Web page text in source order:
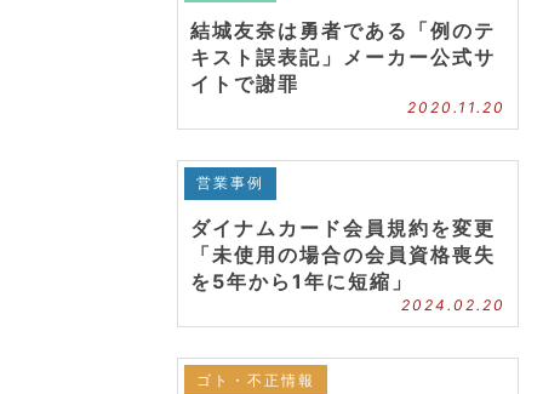
結城友奈は勇者である「例のテ
キスト誤表記」メーカー公式サ
イトで謝罪
2020.11.20
営業事例
ダイナムカード会員規約を変更
「未使用の場合の会員資格喪失
を5年から1年に短縮」
2024.02.20
ゴト・不正情報